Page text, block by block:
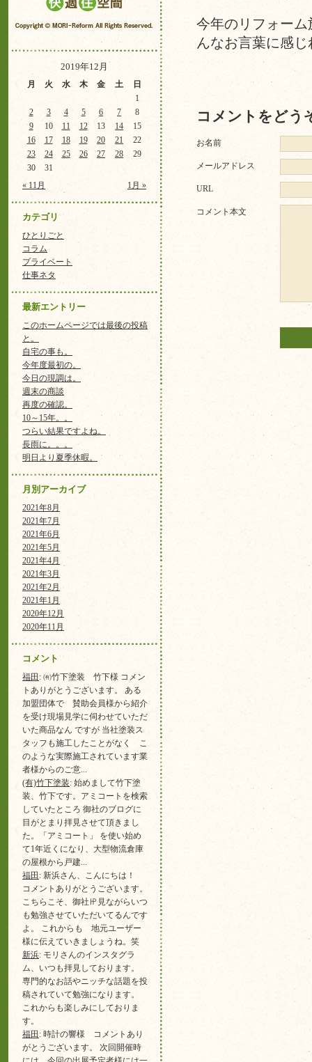
2019年12月
月 火 水 木 金 土 日
« 11月 1月 »
1
2
3 4 5 6 7
8
9
10 11 12 13 14
15
16
17 18 19 20 21
22
23
24 25 26 27 28
29
30
31
カテゴリ
ひとりごと
コラム
プライベート
仕事ネタ
最新エントリー
このホームページでは最後の投稿
と。
自宅の事も。
今年度最初の。
今日の現調は。
週末の商談
再度の確認。
10～15年。。
つらい結果ですよね。
長雨に。。。
明日より夏季休暇。
月別アーカイブ
2021年8月
2021年7月
2021年6月
2021年5月
2021年4月
2021年3月
2021年2月
2021年1月
2020年12月
2020年11月
コメント
福田 : ㈲竹下塗装 竹下様 コメン
トありがとうございます。 ある
加盟団体で 賛助会員様から紹介
を受け現場見学に伺わせていただ
いた商品なん ですが 当社塗装ス
タッフも施工したことがなく こ
のような実際施工されています業
者様からのご意...
(有)竹下塗装: 始めまして竹下塗
装、竹下です。アミコートを検索
していたところ 御社のブログに
目がとまり拝見させて頂きまし
た。「アミコート」 を使い始め
て1年近くになり、大型物流倉庫
の屋根から戸建...
福田 : 新浜さん、こんにちは！
コメントありがとうございます。
こちらこそ、御社㏋見ながらいつ
も勉強させていただいてるんです
よ。 これからも 地元ユーザー
様に伝えていきましょうね。笑
新浜: モリさんのインスタグラ
ム、いつも拝見しております。
専門的なお話やニッチな話題を投
稿されていて勉強になります。
これからも楽しみにしておりま
す。
福田 : 時計の響様 コメントあり
がとうございます。 次回開催時
今年のリフォー
んなお言葉に感
コメントをどう
お名前
メールアドレス
URL
コメント本文